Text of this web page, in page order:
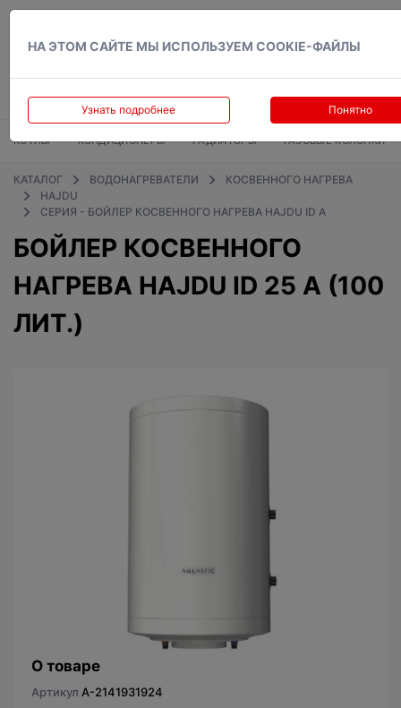
НА ЭТОМ САЙТЕ МЫ ИСПОЛЬЗУЕМ COOKIE-ФАЙЛЫ
Узнать подробнее Понятно
КОТЛЫ КОНДИЦИОНЕРЫ РАДИАТОРЫ ГАЗОВЫЕ КОЛОНКИ
КАТАЛОГ ВОДОНАГРЕВАТЕЛИ
КОСВЕННОГО НАГРЕВА
HAJDU
СЕРИЯ - БОЙЛЕР КОСВЕННОГО НАГРЕВА HAJDU ID A
БОЙЛЕР КОСВЕННОГО
НАГРЕВА HAJDU ID 25 A (100
ЛИТ.)
О товаре
Артикул A-2141931924